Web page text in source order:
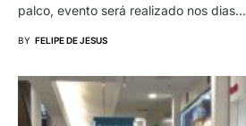
palco, evento será realizado nos dias…
BY FELIPE DE JESUS